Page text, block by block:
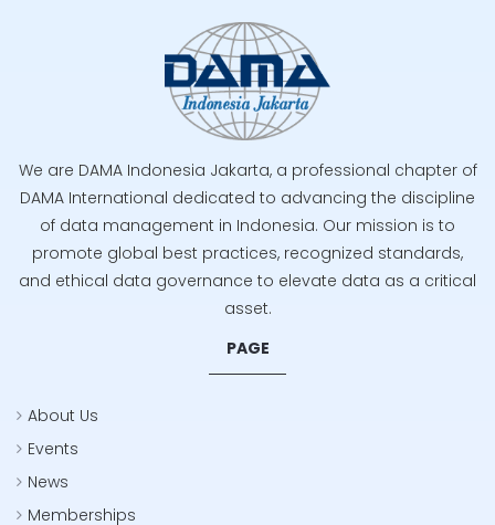
We are DAMA Indonesia Jakarta, a professional chapter of
DAMA International dedicated to advancing the discipline
of data management in Indonesia. Our mission is to
promote global best practices, recognized standards,
and ethical data governance to elevate data as a critical
asset.
PAGE
About Us
Events
News
Memberships